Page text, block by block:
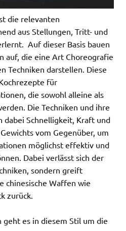
die relevanten
aus Stellungen, Tritt- und
Auf dieser Basis bauen
auf, die eine Art Choreografie
Techniken darstellen. Diese
für
die sowohl alleine als
Die Techniken und ihre
dabei Schnelligkeit, Kraft und
vom Gegenüber, um
möglichst effektiv und
Dabei verlässt sich der
sondern greift
chinesische Waffen wie
zurück.
es in diesem Stil um die